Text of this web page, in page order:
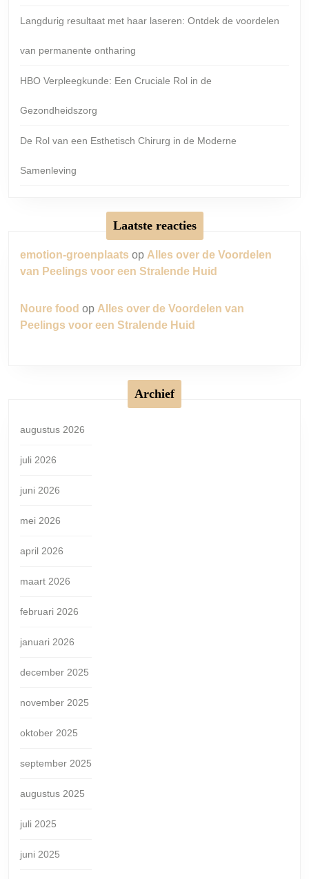
Langdurig resultaat met haar laseren: Ontdek de voordelen
van permanente ontharing
HBO Verpleegkunde: Een Cruciale Rol in de
Gezondheidszorg
De Rol van een Esthetisch Chirurg in de Moderne
Samenleving
Laatste reacties
emotion-groenplaats op Alles over de Voordelen
van Peelings voor een Stralende Huid
Noure food op Alles over de Voordelen van
Peelings voor een Stralende Huid
Archief
augustus 2026
juli 2026
juni 2026
mei 2026
april 2026
maart 2026
februari 2026
januari 2026
december 2025
november 2025
oktober 2025
september 2025
augustus 2025
juli 2025
juni 2025